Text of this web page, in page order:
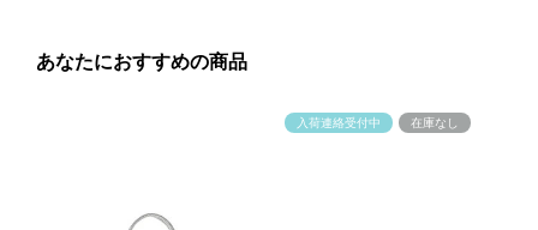
あなたにおすすめの商品
入荷連絡受付中 在庫なし